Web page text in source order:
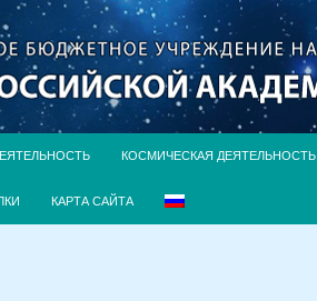
КОСМИЧЕСКАЯ ДЕЯТЕЛЬНОСТЬ
КАРТА САЙТА